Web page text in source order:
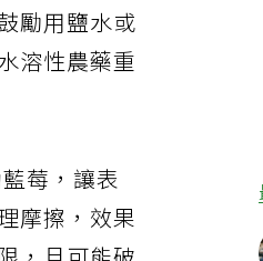
勵用鹽水或
溶性農藥重
莓，讓表
摩擦，效果